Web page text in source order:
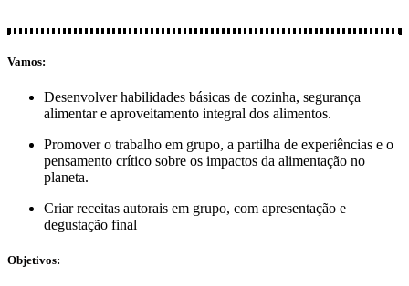
Vamos:
Desenvolver habilidades básicas de cozinha, segurança
alimentar e aproveitamento integral dos alimentos.
Promover o trabalho em grupo, a partilha de experiências e o
pensamento crítico sobre os impactos da alimentação no
planeta.
Criar receitas autorais em grupo, com apresentação e
degustação final
Objetivos: